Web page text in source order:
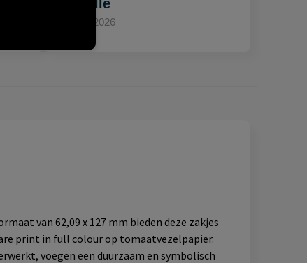
Mariëlle
15 april 2026
van 62,09 x 127 mm bieden deze zakjes
print in full colour op tomaatvezelpapier.
voegen een duurzaam en symbolisch